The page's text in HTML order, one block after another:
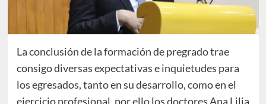
La conclusión de la formación de pregrado trae
consigo diversas expectativas e inquietudes para
los egresados, tanto en su desarrollo, como en el
ejercicio profesional, por ello los doctores Ana Lilia